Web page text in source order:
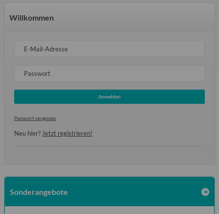
Willkommen
E-Mail-Adresse
Passwort
Anmelden
Passwort vergessen
Neu hier?Jetzt registrieren!
Sonderangebote